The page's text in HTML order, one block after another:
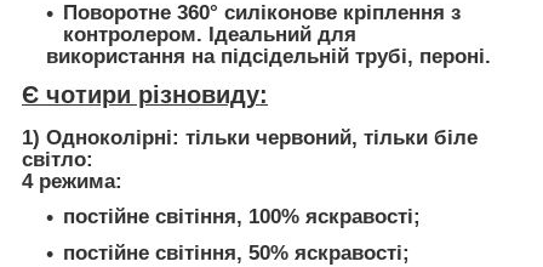
Поворотне 360° силіконове кріплення з
контролером. Ідеальний для
використання на підсідельній трубі, пероні.
Є чотири різновиду:
1) Одноколірні: тільки червоний, тільки біле
світло:
4 режима:
постійне світіння, 100% яскравості;
постійне світіння, 50% яскравості;